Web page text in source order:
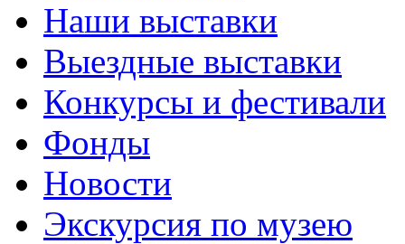
Наши выставки
Выездные выставки
Конкурсы и фестивали
Фонды
Новости
Экскурсия по музею